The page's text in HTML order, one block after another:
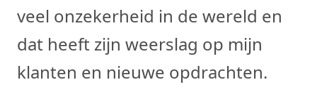
veel onzekerheid in de wereld en
dat heeft zijn weerslag op mijn
klanten en nieuwe opdrachten.